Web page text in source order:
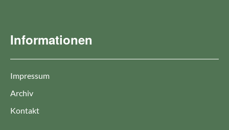
Informationen
Impressum
Archiv
Kontakt